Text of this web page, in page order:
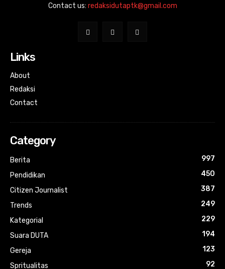
Contact us: redaksidutaptk@gmail.com
Links
About
Redaksi
Contact
Category
Berita
997
Pendidikan
450
Citizen Journalist
387
Trends
249
Kategorial
229
Suara DUTA
194
Gereja
123
Spritualitas
92